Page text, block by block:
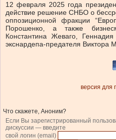
12 февраля 2025 года
действие решение СНБО о
оппозиционной фракции
Порошенко, а также
Константина Жеваго,
экснардепа-предателя Виктора
версия для
Что скажете, Аноним?
Если Вы зарегистрированный
дискуссии — введите
свой логин (email)